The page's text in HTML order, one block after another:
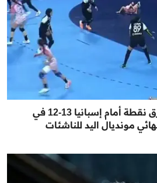
منتخب مصر يخسر بفارق نقطة أمام إسبانيا 13-12 في
مونديال اليد للناشئات